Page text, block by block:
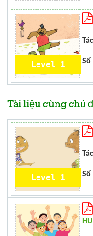
Level 1 Số
Tài liệu cùng chủ
Level 1 Số